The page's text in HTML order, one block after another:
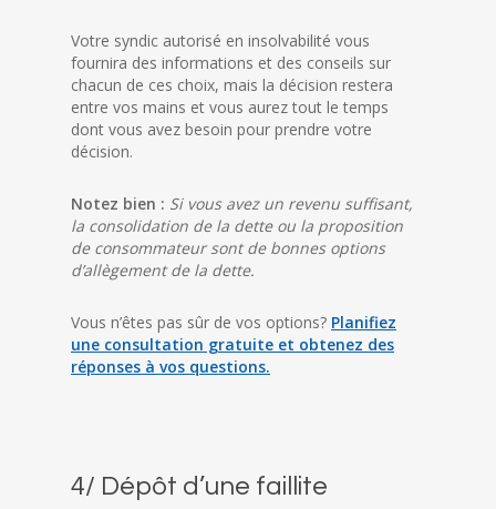
Votre syndic autorisé en insolvabilité vous
fournira des informations et des conseils sur
chacun de ces choix, mais la décision restera
entre vos mains et vous aurez tout le temps
dont vous avez besoin pour prendre votre
décision.
Notez bien : Si vous avez un revenu suffisant,
la consolidation de la dette ou la proposition
de consommateur sont de bonnes options
d’allègement de la dette.
Vous n’êtes pas sûr de vos options? Planifiez
une consultation gratuite et obtenez des
réponses à vos questions.
4/ Dépôt d’une faillite